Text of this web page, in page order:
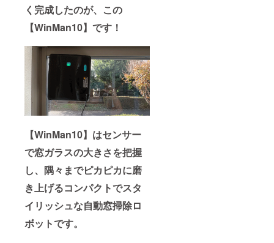
く完成したのが、この
【WinMan10】です！
【WinMan10】はセンサー
で窓ガラスの大きさを把握
し、隅々までピカピカに磨
き上げるコンパクトでスタ
イリッシュな自動窓掃除ロ
ボットです。